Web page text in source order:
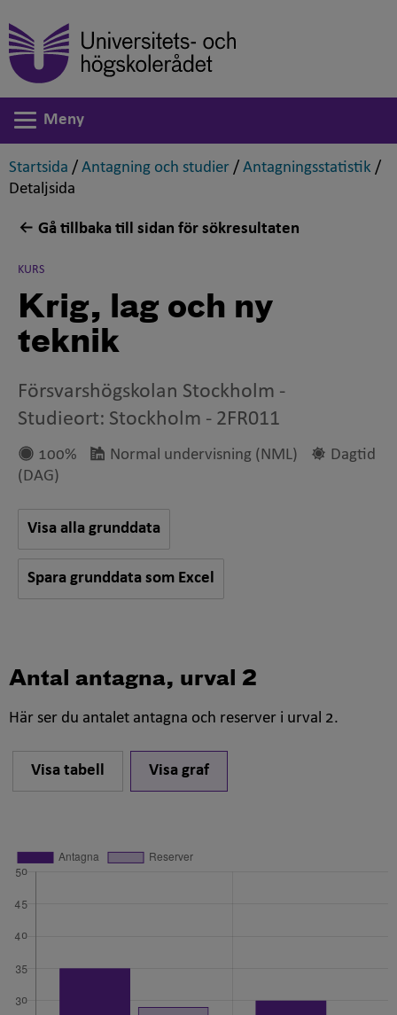
Växla navigering
Meny
Startsida ,
/ Antagning och studier ,
/ Antagningsstatistik ,
/
Detaljsida
Gå tillbaka till sidan för sökresultaten
KURS
Krig, lag och ny
teknik
Försvarshögskolan Stockholm -
Studieort: Stockholm - 2FR011
100% Normal undervisning (NML)
Dagtid
(DAG)
Visa alla grunddata
Spara grunddata som Excel
Antal antagna, urval 2
Här ser du antalet antagna och reserver i urval 2.
Visa tabell Visa graf